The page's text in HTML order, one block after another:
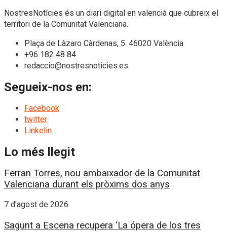
NostresNotícies és un diari digital en valencià que cubreix el
territori de la Comunitat Valenciana.
Plaça de Làzaro Càrdenas, 5. 46020 València
+96 182 48 84
redaccio@nostresnoticies.es
Segueix-nos en:
Facebook
twitter
Linkelin
Lo més llegit
Ferran Torres, nou ambaixador de la Comunitat
Valenciana durant els pròxims dos anys
7 d'agost de 2026
Sagunt a Escena recupera ‘La ópera de los tres